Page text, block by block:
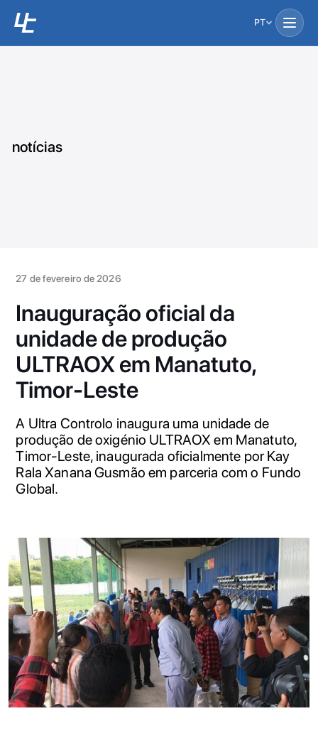
PT
notícias
27 de fevereiro de 2026
Inauguração oficial da
unidade de produção
ULTRAOX em Manatuto,
Timor-Leste
A Ultra Controlo inaugura uma unidade de
produção de oxigénio ULTRAOX em Manatuto,
Timor-Leste, inaugurada oficialmente por Kay
Rala Xanana Gusmão em parceria com o Fundo
Global.